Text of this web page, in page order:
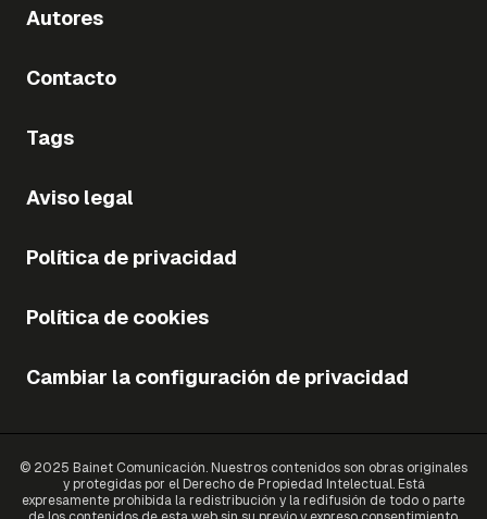
Autores
Contacto
Tags
Aviso legal
Política de privacidad
Política de cookies
Cambiar la configuración de privacidad
© 2025 Bainet Comunicación. Nuestros contenidos son obras originales
y protegidas por el Derecho de Propiedad Intelectual. Está
expresamente prohibida la redistribución y la redifusión de todo o parte